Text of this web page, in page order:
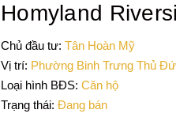
Homyland
Chủ đầu tư: Tân Hoàn Mỹ
Vị trí: Phường Binh Trưng Thủ
Loại hình BĐS: Căn hộ
Trạng thái: Đang bán